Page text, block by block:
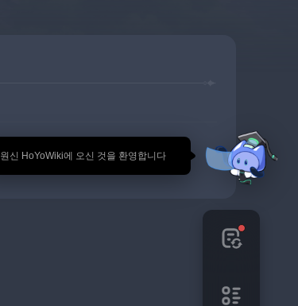
🎉 원신 HoYoWiki에 오신 것을 환영합니다